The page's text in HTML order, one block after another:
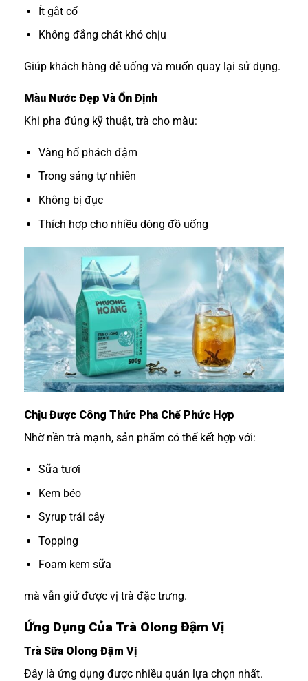
Ít gắt cổ
Không đắng chát khó chịu
Giúp khách hàng dễ uống và muốn quay lại sử dụng.
Màu Nước Đẹp Và Ổn Định
Khi pha đúng kỹ thuật, trà cho màu:
Vàng hổ phách đậm
Trong sáng tự nhiên
Không bị đục
Thích hợp cho nhiều dòng đồ uống
Chịu Được Công Thức Pha Chế Phức Hợp
Nhờ nền trà mạnh, sản phẩm có thể kết hợp với:
Sữa tươi
Kem béo
Syrup trái cây
Topping
Foam kem sữa
mà vẫn giữ được vị trà đặc trưng.
Ứng Dụng Của Trà Olong Đậm Vị
Trà Sữa Olong Đậm Vị
Đây là ứng dụng được nhiều quán lựa chọn nhất.